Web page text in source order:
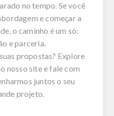
no tempo. Se você
e começar a
o caminho é um só:
e parceria.
propostas? Explore
nosso site e fale com
juntos o seu
projeto.